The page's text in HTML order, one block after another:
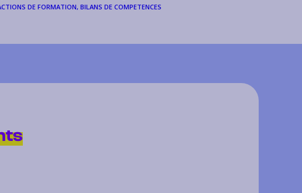
DE FORMATION, BILANS DE COMPETENCES